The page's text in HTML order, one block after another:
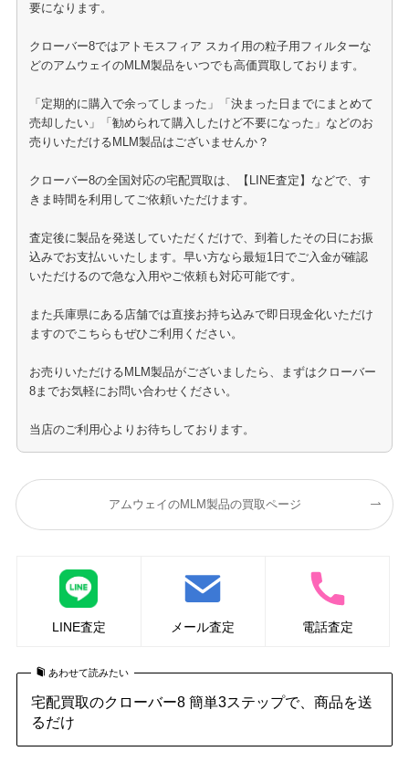
要になります。
クローバー8ではアトモスフィア スカイ用の粒子用フィルターな
どのアムウェイのMLM製品をいつでも高価買取しております。
「定期的に購入で余ってしまった」「決まった日までにまとめて
売却したい」「勧められて購入したけど不要になった」などのお
売りいただけるMLM製品はございませんか？
クローバー8の全国対応の宅配買取は、【LINE査定】などで、す
きま時間を利用してご依頼いただけます。
査定後に製品を発送していただくだけで、到着したその日にお振
込みでお支払いいたします。早い方なら最短1日でご入金が確認
いただけるので急な入用やご依頼も対応可能です。
また兵庫県にある店舗では直接お持ち込みで即日現金化いただけ
ますのでこちらもぜひご利用ください。
お売りいただけるMLM製品がございましたら、まずはクローバー
8までお気軽にお問い合わせください。
当店のご利用心よりお待ちしております。
アムウェイのMLM製品の買取ページ
LINE査定 メール査定 電話査定
あわせて読みたい
宅配買取のクローバー8 簡単3ステップで、商品を送
るだけ